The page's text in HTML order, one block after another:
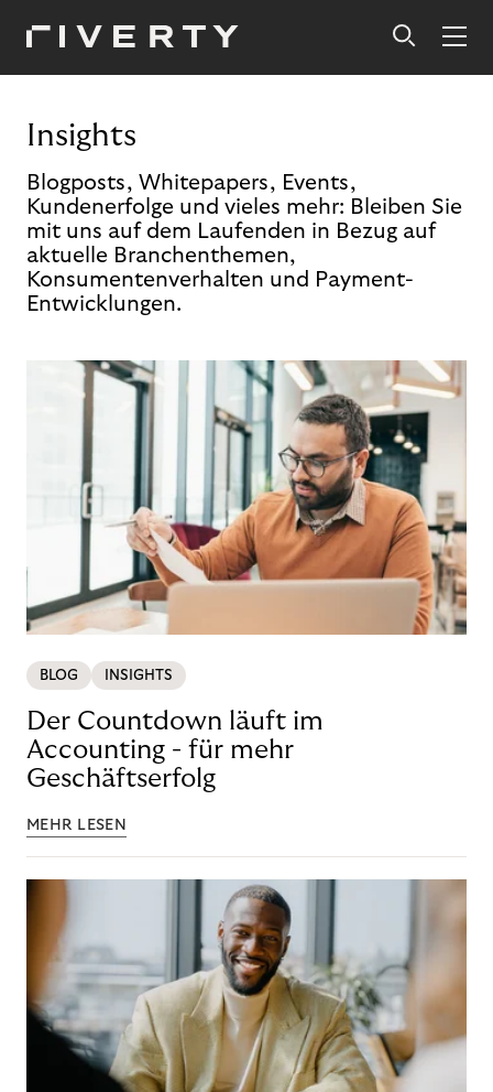
Insights
Blogposts, Whitepapers, Events,
Kundenerfolge und vieles mehr: Bleiben Sie
mit uns auf dem Laufenden in Bezug auf
aktuelle Branchenthemen,
Konsumentenverhalten und Payment-
Entwicklungen.
BLOG INSIGHTS
Der Countdown läuft im
Accounting - für mehr
Geschäftserfolg
MEHR LESEN